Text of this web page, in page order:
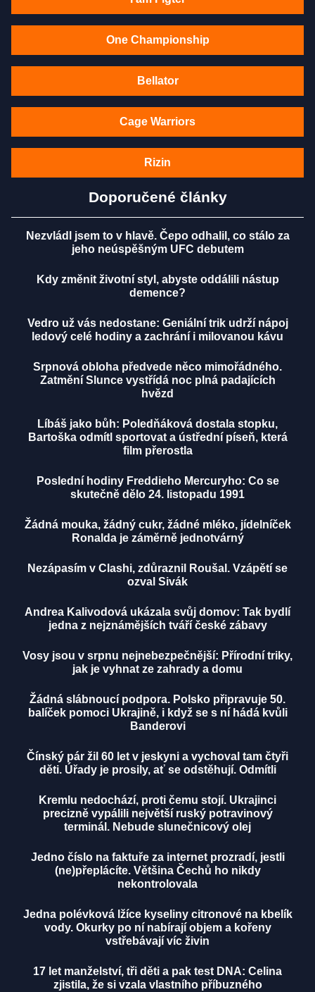
One Championship
Bellator
Cage Warriors
Rizin
Doporučené články
Nezvládl jsem to v hlavě. Čepo odhalil, co stálo za
jeho neúspěšným UFC debutem
Kdy změnit životní styl, abyste oddálili nástup
demence?
Vedro už vás nedostane: Geniální trik udrží nápoj
ledový celé hodiny a zachrání i milovanou kávu
Srpnová obloha předvede něco mimořádného.
Zatmění Slunce vystřídá noc plná padajících
hvězd
Líbáš jako bůh: Poledňáková dostala stopku,
Bartoška odmítl sportovat a ústřední píseň, která
film přerostla
Poslední hodiny Freddieho Mercuryho: Co se
skutečně dělo 24. listopadu 1991
Žádná mouka, žádný cukr, žádné mléko, jídelníček
Ronalda je záměrně jednotvárný
Nezápasím v Clashi, zdůraznil Roušal. Vzápětí se
ozval Sivák
Andrea Kalivodová ukázala svůj domov: Tak bydlí
jedna z nejznámějších tváří české zábavy
Vosy jsou v srpnu nejnebezpečnější: Přírodní triky,
jak je vyhnat ze zahrady a domu
Žádná slábnoucí podpora. Polsko připravuje 50.
balíček pomoci Ukrajině, i když se s ní hádá kvůli
Banderovi
Čínský pár žil 60 let v jeskyni a vychoval tam čtyři
děti. Úřady je prosily, ať se odstěhují. Odmítli
Kremlu nedochází, proti čemu stojí. Ukrajinci
precizně vypálili největší ruský potravinový
terminál. Nebude slunečnicový olej
Jedno číslo na faktuře za internet prozradí, jestli
(ne)přeplácíte. Většina Čechů ho nikdy
nekontrolovala
Jedna polévková lžíce kyseliny citronové na kbelík
vody. Okurky po ní nabírají objem a kořeny
vstřebávají víc živin
17 let manželství, tři děti a pak test DNA: Celina
zjistila, že si vzala vlastního příbuzného